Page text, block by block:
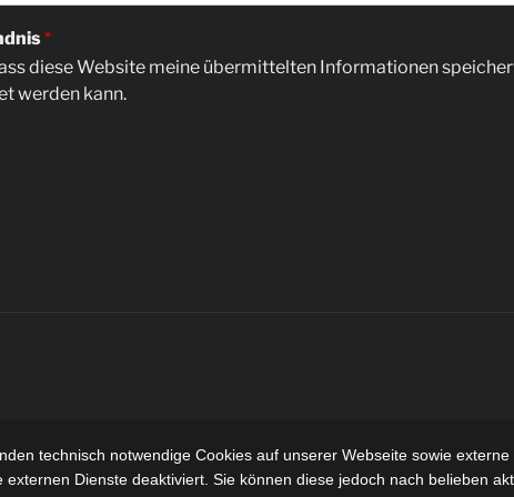
*
diese Website meine übermittelten Informationen
werden kann.
technisch notwendige Cookies auf unserer Webseite sowie externe
Dienste deaktiviert. Sie können diese jedoch nach belieben